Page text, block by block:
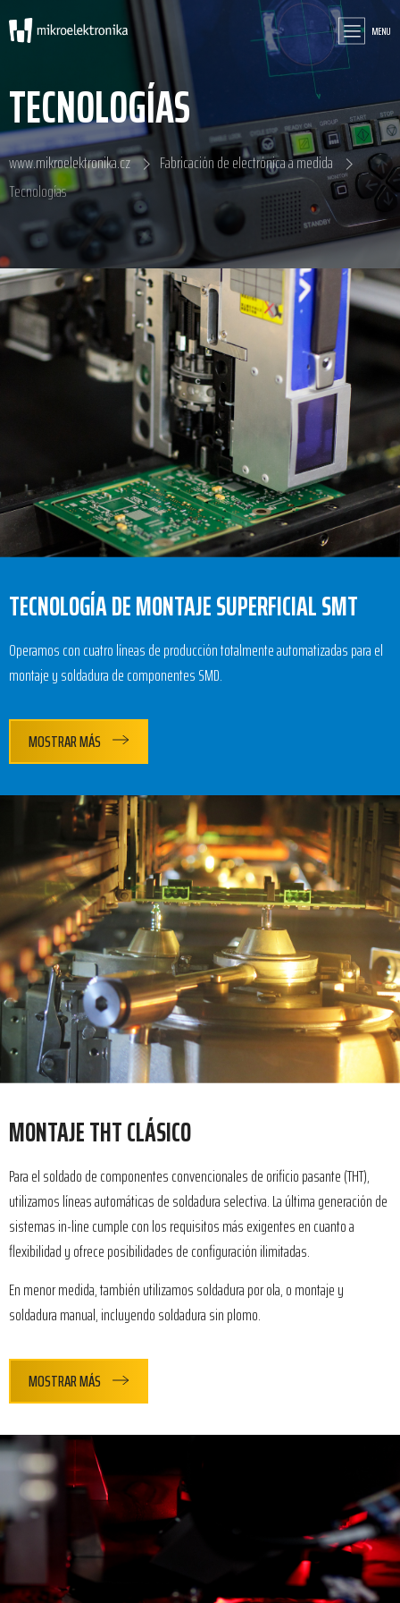
MENU
TECNOLOGÍAS
www.mikroelektronika.cz
Fabricación de electrónica a medida
Tecnologías
TECNOLOGÍA DE MONTAJE SUPERFICIAL SMT
Operamos con cuatro líneas de producción totalmente automatizadas para el
montaje y soldadura de componentes SMD.
MOSTRAR MÁS
MONTAJE THT CLÁSICO
Para el soldado de componentes convencionales de orificio pasante (THT),
utilizamos líneas automáticas de soldadura selectiva. La última generación de
sistemas in-line cumple con los requisitos más exigentes en cuanto a
flexibilidad y ofrece posibilidades de configuración ilimitadas.
En menor medida, también utilizamos soldadura por ola, o montaje y
soldadura manual, incluyendo soldadura sin plomo.
MOSTRAR MÁS